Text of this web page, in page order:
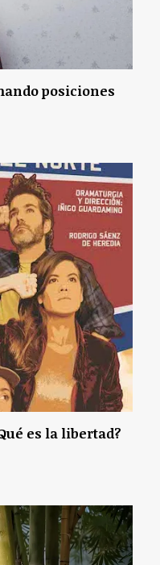
posiciones
es la libertad?